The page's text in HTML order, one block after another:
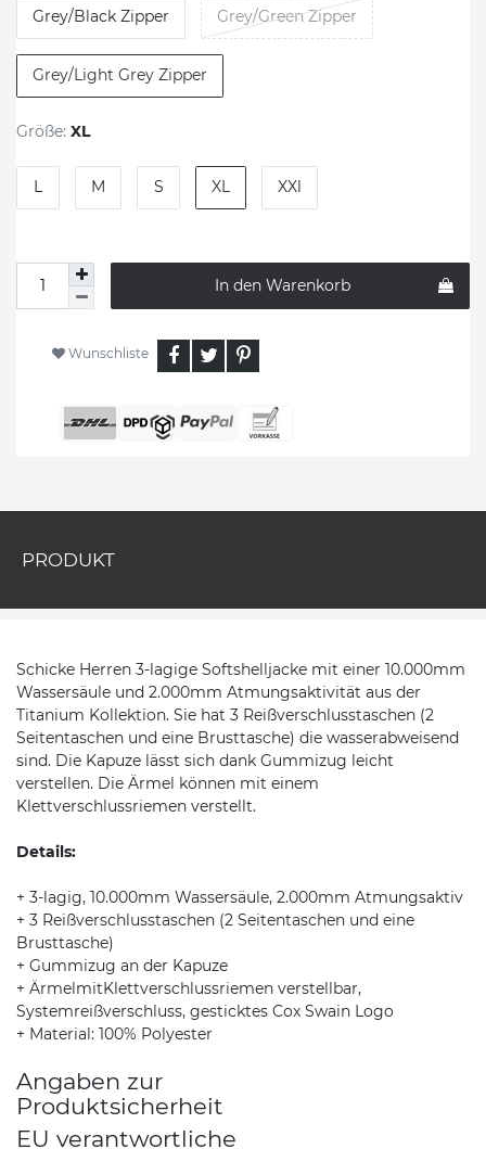
Grey/Black Zipper Grey/Green Zipper
Grey/Light Grey Zipper
Größe: XL
L M S XL XXl
In den Warenkorb
Wunschliste
PRODUKT
Schicke Herren 3-lagige Softshelljacke mit einer 10.000mm
Wassersäule und 2.000mm Atmungsaktivität aus der
Titanium Kollektion. Sie hat 3 Reißverschlusstaschen (2
Seitentaschen und eine Brusttasche) die wasserabweisend
sind. Die Kapuze lässt sich dank Gummizug leicht
verstellen. Die Ärmel können mit einem
Klettverschlussriemen verstellt.
Details:
+ 3-lagig, 10.000mm Wassersäule, 2.000mm Atmungsaktiv
+ 3 Reißverschlusstaschen (2 Seitentaschen und eine
Brusttasche)
+ Gummizug an der Kapuze
+ ÄrmelmitKlettverschlussriemen verstellbar,
Systemreißverschluss, gesticktes Cox Swain Logo
+ Material: 100% Polyester
Angaben zur
Produktsicherheit
EU verantwortliche